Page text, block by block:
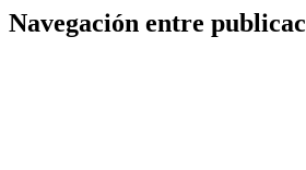
Navegación entre